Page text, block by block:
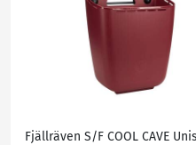
Fjällräven S/F COOL CAVE